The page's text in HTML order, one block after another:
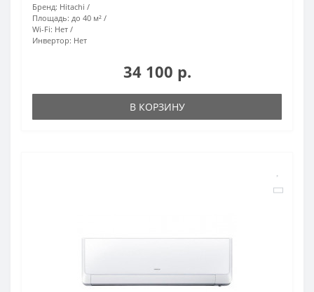
Бренд: Hitachi
Площадь: до 40 м²
Wi-Fi: Нет
Инвертор: Нет
34 100 р.
В КОРЗИНУ